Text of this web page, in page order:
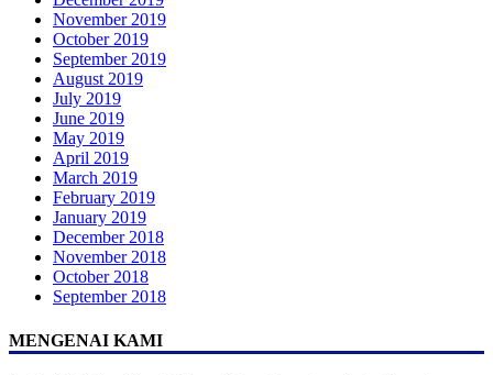
November 2019
October 2019
September 2019
August 2019
July 2019
June 2019
May 2019
April 2019
March 2019
February 2019
January 2019
December 2018
November 2018
October 2018
September 2018
MENGENAI KAMI